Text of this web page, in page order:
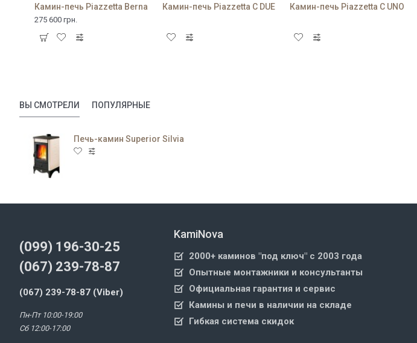
Камин-печь Piazzetta Berna
275 600 грн.
Камин-печь Piazzetta C DUE Камин-печь Piazzetta C UNO
ВЫ СМОТРЕЛИ ПОПУЛЯРНЫЕ
Печь-камин Superior Silvia
(099) 196-30-25
(067) 239-78-87
(067) 239-78-87 (Viber)
Пн-Пт 10:00-19:00
Сб 12:00-17:00
KamiNova
2000+ каминов "под ключ" с 2003 года
Опытные монтажники и консультанты
Официальная гарантия и сервис
Камины и печи в наличии на складе
Гибкая система скидок